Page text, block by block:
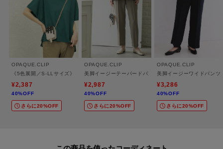
・ポケット数：横×2
・ウエスト総ゴム
※照明の関係により、実際よりも色味が違って見える場合があります。ま
た、パソコン・スマートフォンなどの環境により、若干製品と画像のカラー
が異なる場合もございます。
OPAQUE.CLIP
《5色展開／S-LLサイズ》リラクシーメッシュニット【洗濯機洗い可】
¥2,387
40%OFF
さらに20%OFF
OPAQUE.CLIP
美脚イージーテーパードパンツ【防シワ／洗濯機洗い可
¥2,987
40%OFF
さらに20%OFF
OPAQUE.CLIP
美脚イージーワイドパン
¥3,286
40%OFF
さらに20%OFF